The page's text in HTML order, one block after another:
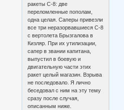
ракеты С-8: две
переломленные пополам,
одна целая. Саперы привезли
все три неразорвавшиеся С-8
с вертолета Брызгалова в
Кизляр. При их утилизации,
сапер в звании капитана,
выпустил в боевую и
двигательную части этих
ракет целый магазин. Взрыва
не последовало. Я лично
беседовал с ним на эту тему
сразу после случая,
описанным ниже.